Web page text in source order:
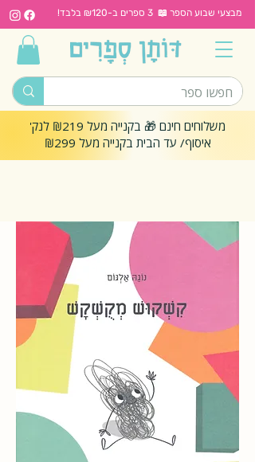
מבצעי שבוע הספר 📖 3 ספרים ב-₪120 בלבד!
משלוחים חינם 🎁 בקנייה מעל ₪219 לנק'
איסוף/ עד הבית בקנייה מעל ₪299